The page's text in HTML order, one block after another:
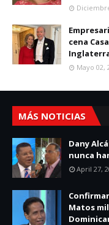
cena
Mayo 02,
MÁS NOTICIAS
Dany
nunca
April 27,
Matos